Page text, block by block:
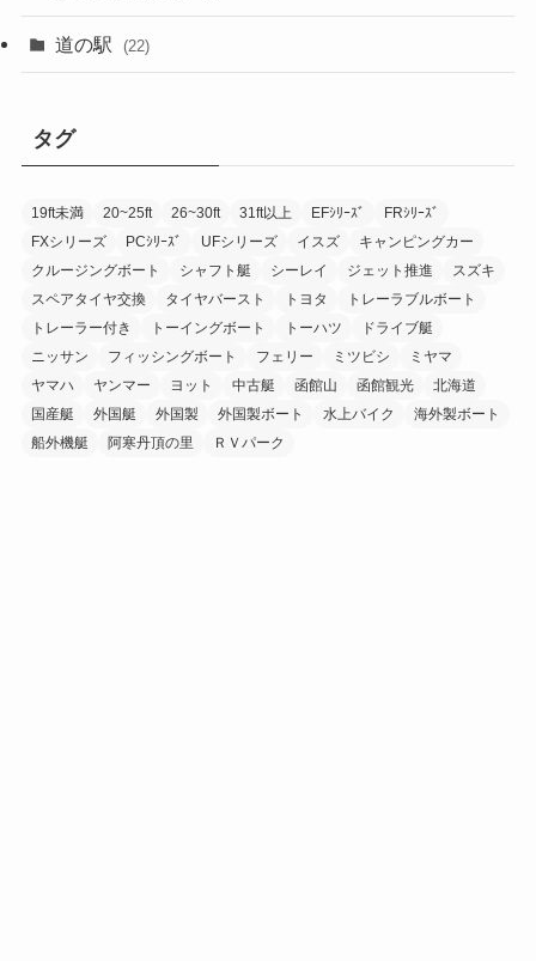
道の駅 (22)
タグ
19ft未満 20~25ft 26~30ft 31ft以上 EFｼﾘｰｽﾞ
FRｼﾘｰｽﾞ
FXシリーズ
PCｼﾘｰｽﾞ UFシリーズ イスズ
キャンピングカー
クルージングボート
シャフト艇 シーレイ ジェット推進
スズキ
スペアタイヤ交換
タイヤバースト トヨタ
トレーラブルボート
トレーラー付き
トーイングボート トーハツ
ドライブ艇
ニッサン
フィッシングボート フェリー ミツビシ
ミヤマ
ヤマハ
ヤンマー ヨット 中古艇 函館山 函館観光
北海道
国産艇
外国艇 外国製 外国製ボート 水上バイク
海外製ボート
船外機艇
阿寒丹頂の里 ＲＶパーク